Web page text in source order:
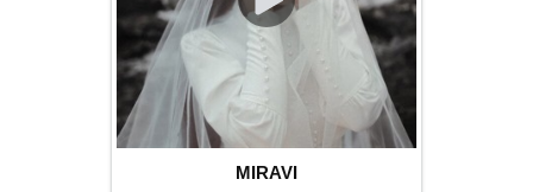
MIRAVI